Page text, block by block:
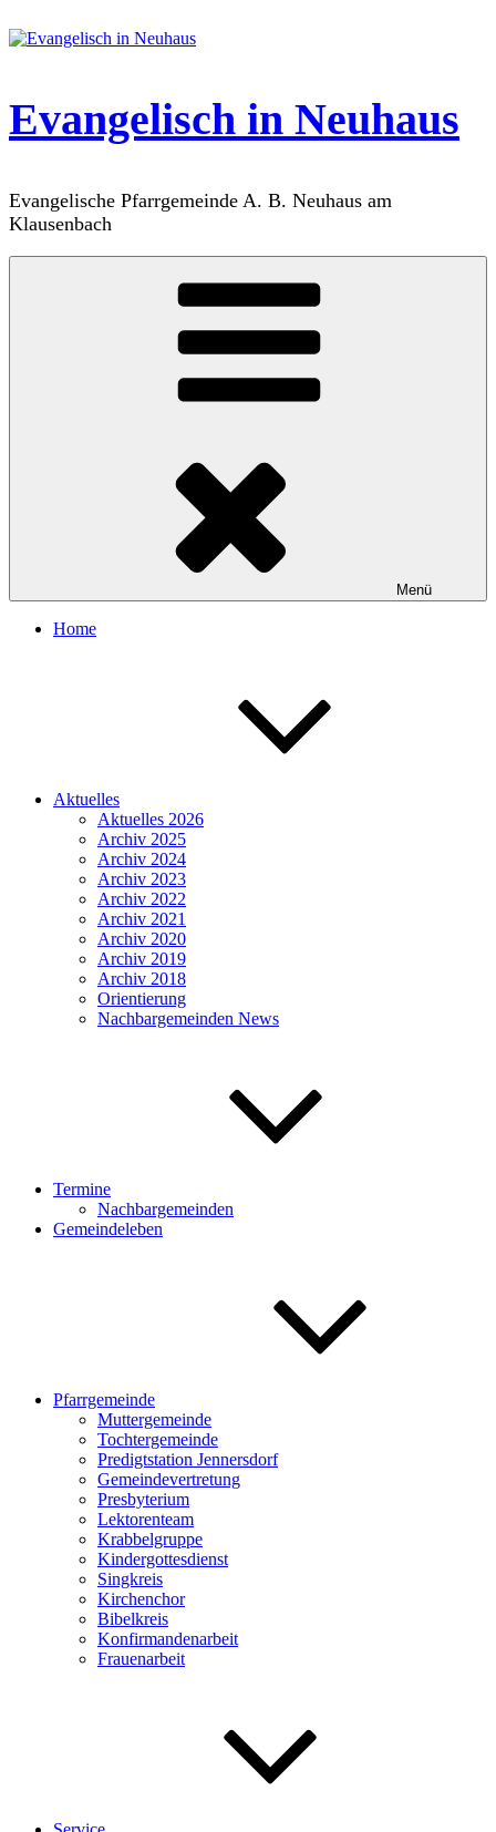
Inhalt
Evangelisch in Neuhaus
Evangelische Pfarrgemeinde A. B. Neuhaus am
Klausenbach
Menü
Home
Aktuelles
Aktuelles 2026
Archiv 2025
Archiv 2024
Archiv 2023
Archiv 2022
Archiv 2021
Archiv 2020
Archiv 2019
Archiv 2018
Orientierung
Nachbargemeinden News
Termine
Nachbargemeinden
Gemeindeleben
Pfarrgemeinde
Muttergemeinde
Tochtergemeinde
Predigtstation Jennersdorf
Gemeindevertretung
Presbyterium
Lektorenteam
Krabbelgruppe
Kindergottesdienst
Singkreis
Kirchenchor
Bibelkreis
Konfirmandenarbeit
Frauenarbeit